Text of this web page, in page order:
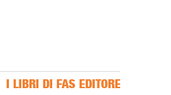
I LIBRI DI FAS EDITORE